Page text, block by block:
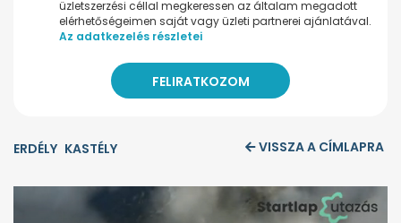
üzletszerzési céllal megkeressen az általam megadott
elérhetőségeimen saját vagy üzleti partnerei ajánlatával.
Az adatkezelés részletei
ERDÉLY KASTÉLY VISSZA A CÍMLAPRA